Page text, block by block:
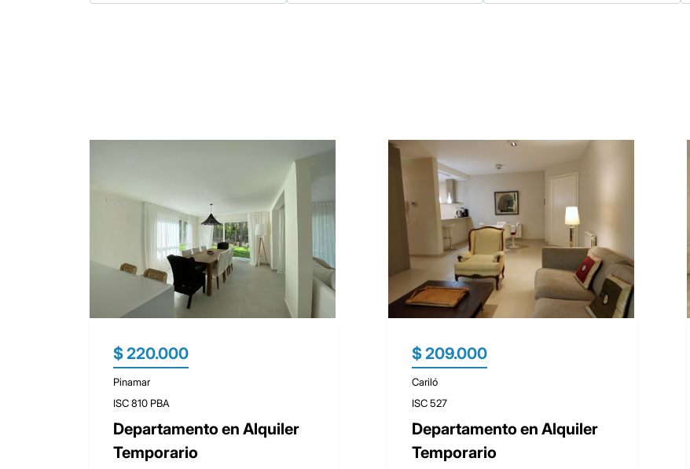
$ 220.000
Pinamar
ISC 810 PBA
Departamento en Alquiler
Temporario
$ 209.000
Cariló
ISC 527
Departamento en Alquiler
Temporario